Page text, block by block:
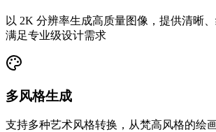
以 2K 分辨率生成高质量图像，提供清晰
满足专业级设计需求
多风格生成
支持多种艺术风格转换，从梵高风格的绘